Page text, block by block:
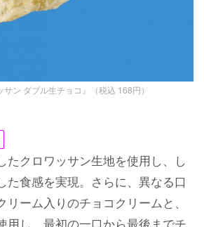
サン ダブル生チョコ』（税込 168円）
たクロワッサン生地を使用し、し
た食感を実現。さらに、異なる口
ーム入りのチョコクリームと、
用し、最初の一口から最後までチ